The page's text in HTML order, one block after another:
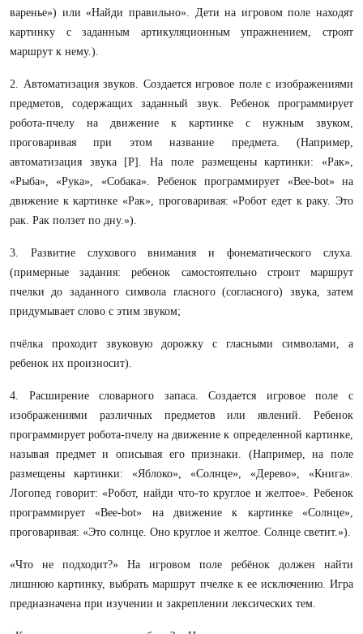
варенье») или «Найди правильно». Дети на игровом поле находят
картинку с заданным артикуляционным упражнением, строят
маршрут к нему.).
2. Автоматизация звуков. Создается игровое поле с изображениями
предметов, содержащих заданный звук. Ребенок программирует
робота-пчелу на движение к картинке с нужным звуком,
проговаривая при этом название предмета. (Например,
автоматизация звука [Р]. На поле размещены картинки: «Рак»,
«Рыба», «Рука», «Собака». Ребенок программирует «Bee-bot» на
движение к картинке «Рак», проговаривая: «Робот едет к раку. Это
рак. Рак ползет по дну.»).
3. Развитие слухового внимания и фонематического слуха.
(примерные задания: ребенок самостоятельно строит маршрут
пчелки до заданного символа гласного (согласного) звука, затем
придумывает слово с этим звуком;
пчёлка проходит звуковую дорожку с гласными символами, а
ребенок их произносит).
4. Расширение словарного запаса. Создается игровое поле с
изображениями различных предметов или явлений. Ребенок
программирует робота-пчелу на движение к определенной картинке,
называя предмет и описывая его признаки. (Например, на поле
размещены картинки: «Яблоко», «Солнце», «Дерево», «Книга».
Логопед говорит: «Робот, найди что-то круглое и желтое». Ребенок
программирует «Bee-bot» на движение к картинке «Солнце»,
проговаривая: «Это солнце. Оно круглое и желтое. Солнце светит.»).
«Что не подходит?» На игровом поле ребёнок должен найти
лишнюю картинку, выбрать маршрут пчелке к ее исключению. Игра
предназначена при изучении и закреплении лексических тем.